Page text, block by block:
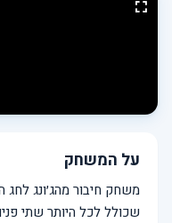
על המשחק
משחק חיבור מהג׳ונג לחג
שכולל לכל היותר שתי פניות של